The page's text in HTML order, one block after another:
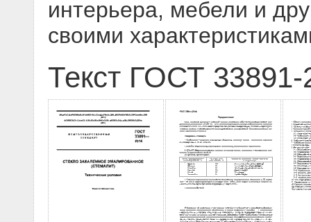
интерьера, мебели и
своими
Текст ГОСТ 33891-